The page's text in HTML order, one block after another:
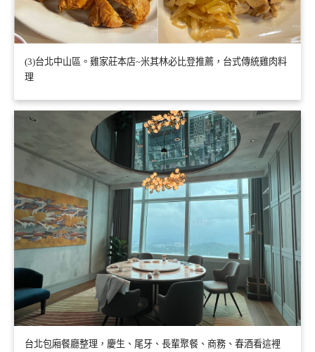
(3)台北中山區。雞家莊本店~米其林必比登推薦，台式傳統雞肉料
理
台北包廂餐廳整理，慶生、尾牙、長輩聚餐、商務、春酒看這裡